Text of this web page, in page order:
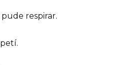
respirar.